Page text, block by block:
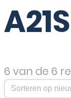
6 van de 6
Sort Products
Sort content